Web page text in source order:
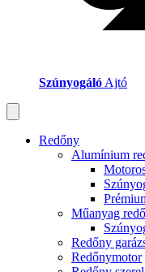
Szúnyogáló Ajtó
Redőny
Alumínium
Műanyag
Redőny
Redőnymotor